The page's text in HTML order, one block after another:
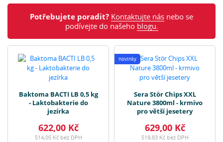
Potřebujete poradit? Kontaktujte nás nebo se
podívejte do našeho blogu.
Baktoma BACTI LB 0,5 kg
- Laktobakterie do
jezírka
622,00 Kč
514,05 Kč bez DPH
novinky
Sera Stör Chips XXL
Nature 3800ml - krmivo
pro větší jesetery
629,00 Kč
519,83 Kč bez DPH